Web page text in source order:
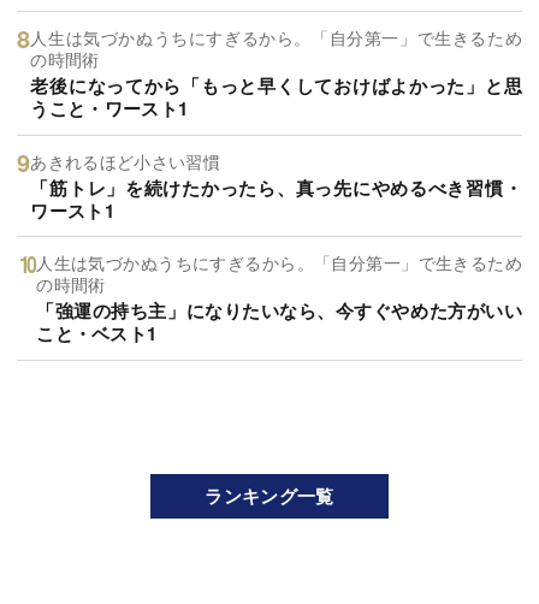
人生は気づかぬうちにすぎるから。「自分第一」で生きるため
の時間術
老後になってから「もっと早くしておけばよかった」と思
うこと・ワースト1
あきれるほど小さい習慣
「筋トレ」を続けたかったら、真っ先にやめるべき習慣・
ワースト1
人生は気づかぬうちにすぎるから。「自分第一」で生きるため
の時間術
「強運の持ち主」になりたいなら、今すぐやめた方がいい
こと・ベスト1
ランキング一覧